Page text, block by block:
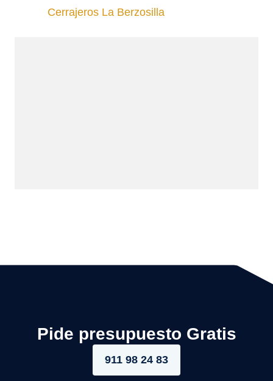
Cerrajeros La Berzosilla
Pide presupuesto Gratis
911 98 24 83